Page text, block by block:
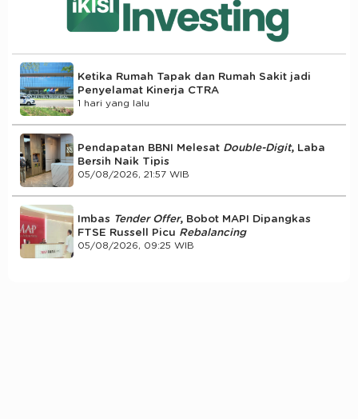
Ketika Rumah Tapak dan Rumah Sakit jadi
Penyelamat Kinerja CTRA
1 hari yang lalu
Pendapatan BBNI Melesat Double-Digit, Laba
Bersih Naik Tipis
05/08/2026, 21:57 WIB
Imbas Tender Offer, Bobot MAPI Dipangkas
FTSE Russell Picu Rebalancing
05/08/2026, 09:25 WIB